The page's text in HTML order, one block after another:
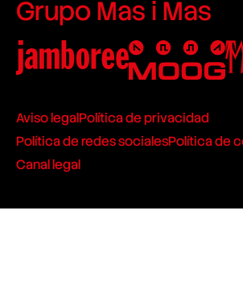
Grupo Mas i Mas
Aviso legalPolítica de privacidad
Política de redes socialesPolítica de
Canal legal